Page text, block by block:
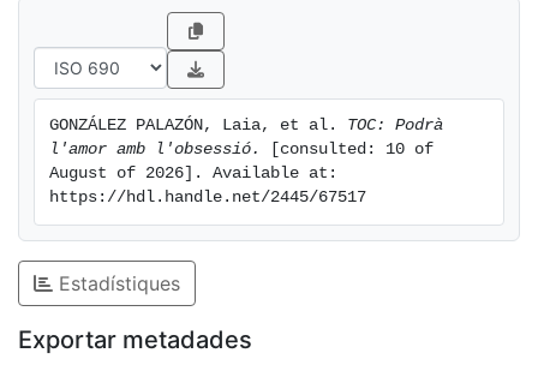
GONZÁLEZ PALAZÓN, Laia, et al. TOC: Podrà
l'amor amb l'obsessió.
[consulted: 10 of
August of 2026]. Available at:
https://hdl.handle.net/2445/67517
Estadístiques
Exportar metadades